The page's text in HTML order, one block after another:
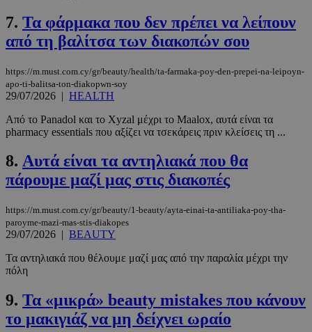
7. Τα φάρμακα που δεν πρέπει να λείπουν
από τη βαλίτσα των διακοπών σου
https://m.must.com.cy/gr/beauty/health/ta-farmaka-poy-den-prepei-na-leipoyn-
apo-ti-balitsa-ton-diakopwn-soy
29/07/2026 | HEALTH
Από το Panadol και το Xyzal μέχρι το Maalox, αυτά είναι τα
pharmacy essentials που αξίζει να τσεκάρεις πριν κλείσεις τη ...
8. Αυτά είναι τα αντηλιακά που θα
πάρουμε μαζί μας στις διακοπές
https://m.must.com.cy/gr/beauty/1-beauty/ayta-einai-ta-antiliaka-poy-tha-
paroyme-mazi-mas-stis-diakopes
29/07/2026 | BEAUTY
Τα αντηλιακά που θέλουμε μαζί μας από την παραλία μέχρι την
πόλη
9. Τα «μικρά» beauty mistakes που κάνουν
το μακιγιάζ να μη δείχνει ωραίο